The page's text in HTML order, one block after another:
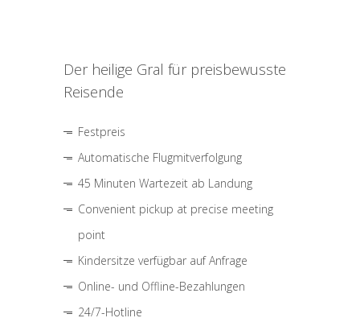
Der heilige Gral für preisbewusste
Reisende
Festpreis
Automatische Flugmitverfolgung
45 Minuten Wartezeit ab Landung
Convenient pickup at precise meeting
point
Kindersitze verfügbar auf Anfrage
Online- und Offline-Bezahlungen
24/7-Hotline